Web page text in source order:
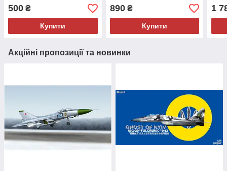
500 ₴
Купити
890₴
Купити
1
Акційні пропозиції та новинки